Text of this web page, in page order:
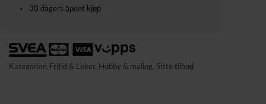
30 dagers åpent kjøp
Kategorier: Fritid & Leker, Hobby & maling, Siste tilbud